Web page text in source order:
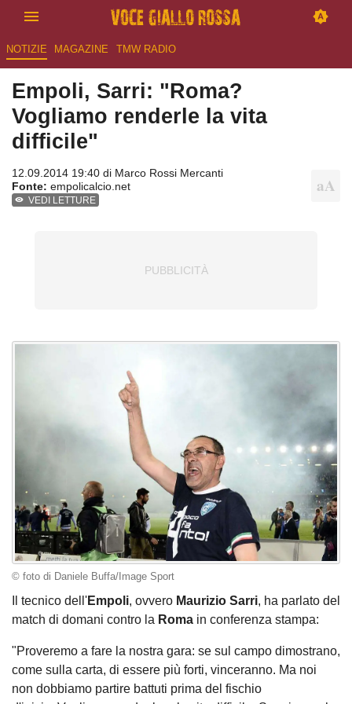
NOTIZIE MAGAZINE TMW RADIO
Empoli, Sarri: "Roma?
Vogliamo renderle la vita
difficile"
12.09.2014 19:40 di Marco Rossi Mercanti
Fonte: empolicalcio.net
VEDI LETTURE
© foto di Daniele Buffa/Image Sport
Il tecnico dell'Empoli, ovvero Maurizio Sarri, ha parlato del
match di domani contro la Roma in conferenza stampa:
"Proveremo a fare la nostra gara: se sul campo dimostrano,
come sulla carta, di essere più forti, vinceranno. Ma noi
non dobbiamo partire battuti prima del fischio